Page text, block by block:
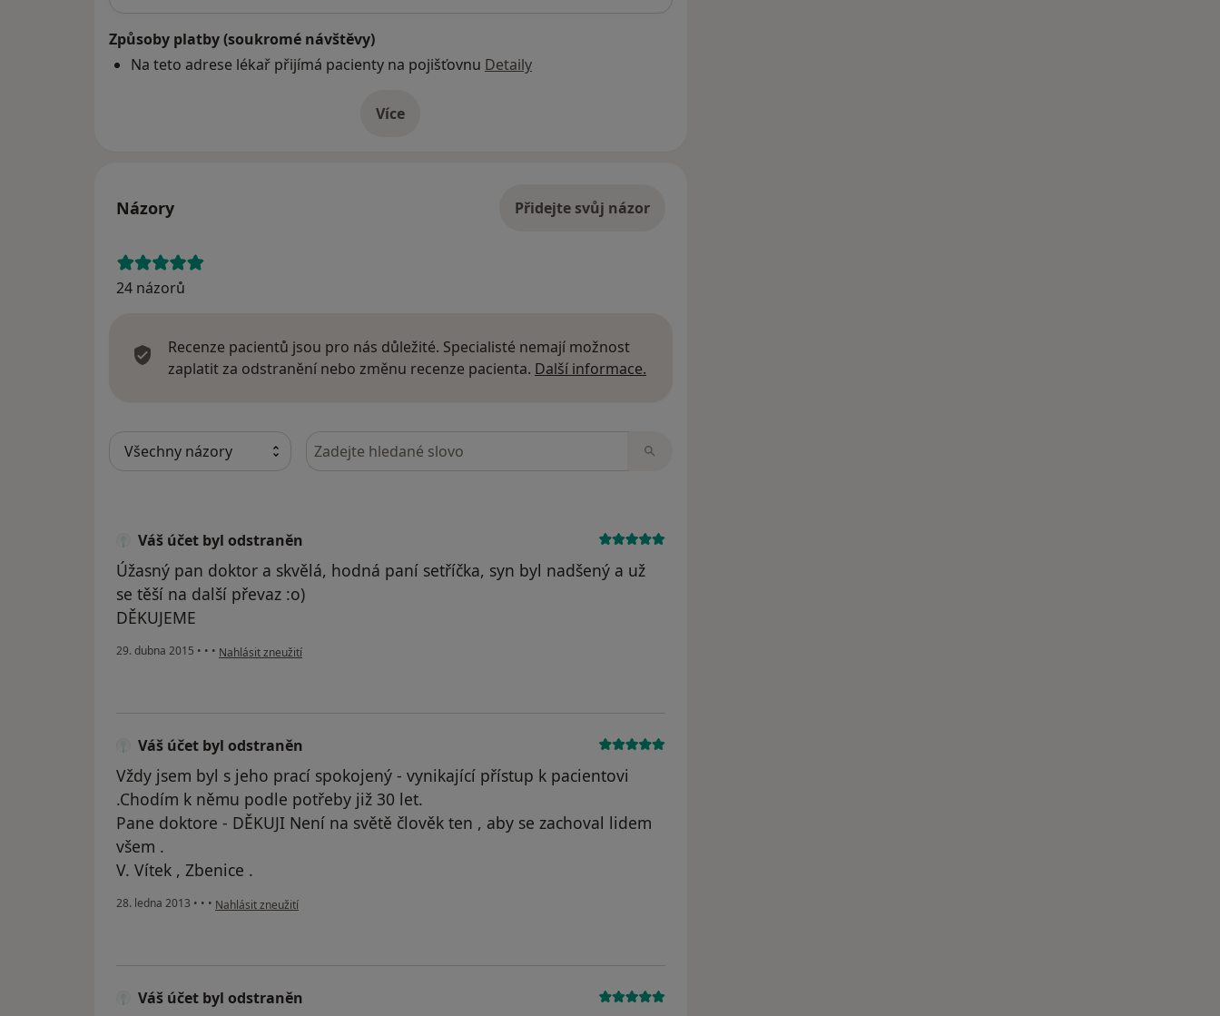
Způsoby platby (soukromé návštěvy)
Na teto adrese lékař přijímá pacienty na pojišťovnu Detaily
Víceo adrese
Názory Přidejte svůj názor
24 názorů
Recenze pacientů jsou pro nás důležité. Specialisté nemají možnost
zaplatit za odstranění nebo změnu recenze pacienta. Další informace.
Hledejte v názorech
Váš účet byl odstraněn
Úžasný pan doktor a skvělá, hodná paní setříčka, syn byl nadšený a už
se těší na další převaz :o)
DĚKUJEME
29. dubna 2015 • • • podle názoru uživatele Váš účet byl odstraněn
Nahlásit zneužití
Váš účet byl odstraněn
Vždy jsem byl s jeho prací spokojený - vynikající přístup k pacientovi
.Chodím k němu podle potřeby již 30 let.
Pane doktore - DĚKUJI Není na světě člověk ten , aby se zachoval lidem
všem .
V. Vítek , Zbenice .
28. ledna 2013 • • • podle názoru uživatele Váš účet byl odstraněn
Nahlásit zneužití
Váš účet byl odstraněn